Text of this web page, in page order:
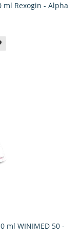
ml Rexogin - Alpha
ml WINIMED 50 -